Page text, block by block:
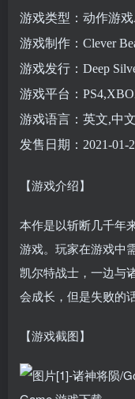
游戏类型：动作游
游戏制作：Clever
游戏发行：Deep
游戏平台：
游戏语言：英文,中
发售日期：2021-01-
【游戏介绍】
本作是以斩断几千年
游戏。玩家在游戏中
凯尔特战士，一边与
会成长，但是失败的
【游戏截图】